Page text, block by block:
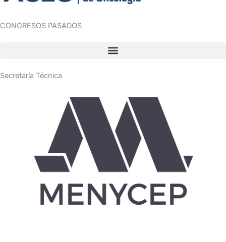
CONGRESOS PASADOS
Secretaría Técnica